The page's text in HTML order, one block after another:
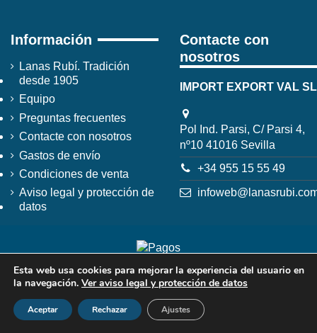
Información
Lanas Rubí. Tradición
desde 1905
Equipo
Preguntas frecuentes
Contacte con nosotros
Gastos de envío
Condiciones de venta
Aviso legal y protección de
datos
Contacte con
nosotros
IMPORT EXPORT VAL SL
Pol Ind. Parsi, C/ Parsi 4,
nº10 41016 Sevilla
+34 955 15 55 49
Esta web usa cookies para mejorar la experiencia del usuario en
la navegación. Ver aviso legal y protección de datos
Aceptar Rechazar Ajustes